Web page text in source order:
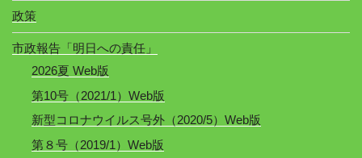
政策
市政報告「明日への責任」
2026夏 Web版
第10号（2021/1）Web版
新型コロナウイルス号外（2020/5）Web版
第８号（2019/1）Web版